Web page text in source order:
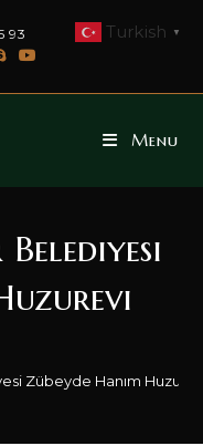
93
Menu
Zübeyde Hanım
Turkish ▼